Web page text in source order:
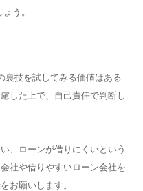
う。
裏技を試してみる価値はある
した上で、自己責任で判断し
、ローンが借りにくいという
社や借りやすいローン会社を
お願いします。